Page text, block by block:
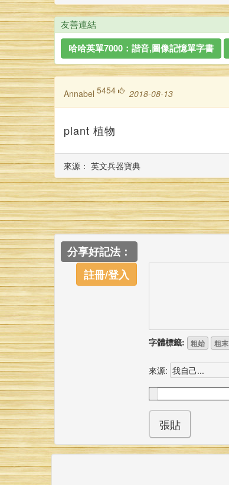
友善連結
哈哈英單7000：諧音,圖像記憶單字書
annabel 5454 2018-08-13
plant 植物
來源： 英文兵器寶典
分享好記法：
註冊/登入
字體標籤: 粗始 粗末
來源: